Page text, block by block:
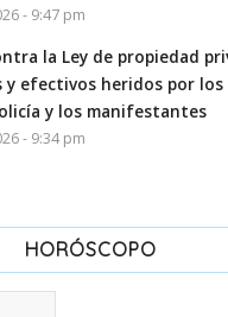
- 9:47 pm
la Ley de propiedad
y efectivos heridos por
y los manifestantes
- 9:34 pm
HORÓSCOPO